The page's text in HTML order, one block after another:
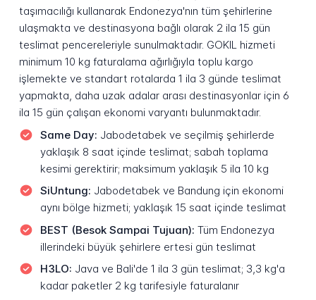
taşımacılığı kullanarak Endonezya'nın tüm şehirlerine
ulaşmakta ve destinasyona bağlı olarak 2 ila 15 gün
teslimat pencereleriyle sunulmaktadır. GOKIL hizmeti
minimum 10 kg faturalama ağırlığıyla toplu kargo
işlemekte ve standart rotalarda 1 ila 3 günde teslimat
yapmakta, daha uzak adalar arası destinasyonlar için 6
ila 15 gün çalışan ekonomi varyantı bulunmaktadır.
Same Day: Jabodetabek ve seçilmiş şehirlerde
yaklaşık 8 saat içinde teslimat; sabah toplama
kesimi gerektirir; maksimum yaklaşık 5 ila 10 kg
SiUntung: Jabodetabek ve Bandung için ekonomi
aynı bölge hizmeti; yaklaşık 15 saat içinde teslimat
BEST (Besok Sampai Tujuan): Tüm Endonezya
illerindeki büyük şehirlere ertesi gün teslimat
H3LO: Java ve Bali'de 1 ila 3 gün teslimat; 3,3 kg'a
kadar paketler 2 kg tarifesiyle faturalanır